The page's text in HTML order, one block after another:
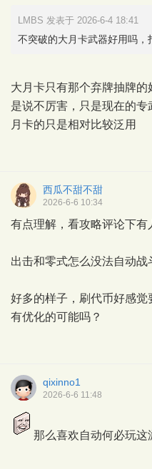
LMBS 发表于 2026-6-4 18:41
不突破的大月卡武器好用吗
大月卡只有那个弃牌抽牌
是说不厉害，只是现在的专
月卡的只是相对比较泛用
西瓜不甜不甜
2026-6-6 10:34
有点理解，看攻略评论下有
出击和零式怎么没法自动战
好多的样子，刷代币好感觉
有优化的可能吗？
qixinno1
2026-6-6 11:48
那么喜欢自动何必玩这